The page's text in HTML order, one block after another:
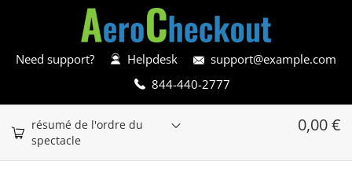
Need support? Helpdesk
support@example.com
844-440-2777
résumé de l'ordre du
spectacle
0,00€